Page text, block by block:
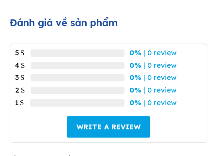
Đánh giá về sản phẩm
5 0% | 0 review
4
0% | 0 review
3
0% | 0 review
2
0% | 0 review
1
0% | 0 review
WRITE A REVIEW